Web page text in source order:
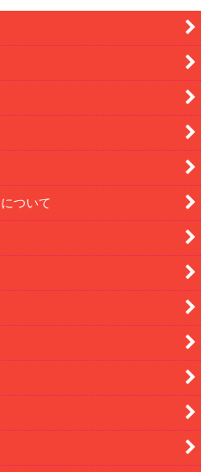
ついて